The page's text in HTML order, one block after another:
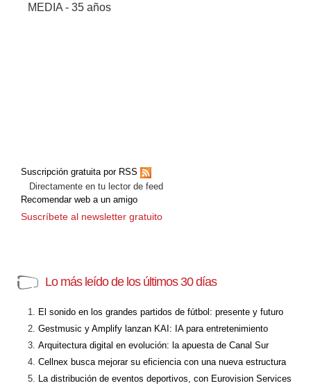
MEDIA - 35 años
Suscripción gratuita por RSS
Directamente en tu lector de feed
Recomendar web a un amigo
Suscríbete al newsletter gratuito
Lo más leído de los últimos 30 días
El sonido en los grandes partidos de fútbol: presente y futuro
Gestmusic y Amplify lanzan KAI: IA para entretenimiento
Arquitectura digital en evolución: la apuesta de Canal Sur
Cellnex busca mejorar su eficiencia con una nueva estructura
La distribución de eventos deportivos, con Eurovision Services